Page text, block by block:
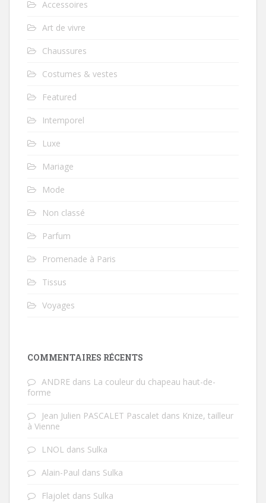
Accessoires
Art de vivre
Chaussures
Costumes & vestes
Featured
Intemporel
Luxe
Mariage
Mode
Non classé
Parfum
Promenade à Paris
Tissus
Voyages
COMMENTAIRES RÉCENTS
ANDRE dans La couleur du chapeau haut-de-
forme
Jean Julien PASCALET Pascalet dans Knize, tailleur
à Vienne
LNOL dans Sulka
Alain-Paul dans Sulka
Flajolet dans Sulka